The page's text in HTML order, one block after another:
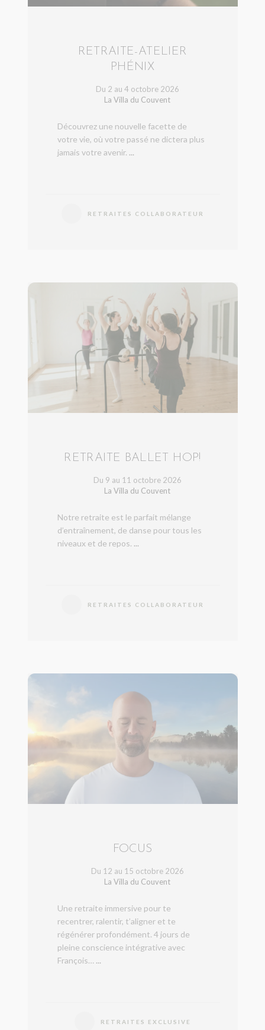
RETRAITE-ATELIER
PHÉNIX
Du 2 au 4 octobre 2026
La Villa du Couvent
Découvrez une nouvelle facette de
votre vie, où votre passé ne dictera plus
jamais votre avenir. ...
RETRAITES COLLABORATEUR
RETRAITE BALLET HOP!
Du 9 au 11 octobre 2026
La Villa du Couvent
Notre retraite est le parfait mélange
d’entraînement, de danse pour tous les
niveaux et de repos. ...
RETRAITES COLLABORATEUR
FOCUS
Du 12 au 15 octobre 2026
La Villa du Couvent
Une retraite immersive pour te
recentrer, ralentir, t’aligner et te
régénérer profondément. 4 jours de
pleine conscience intégrative avec
François… ...
RETRAITES EXCLUSIVE